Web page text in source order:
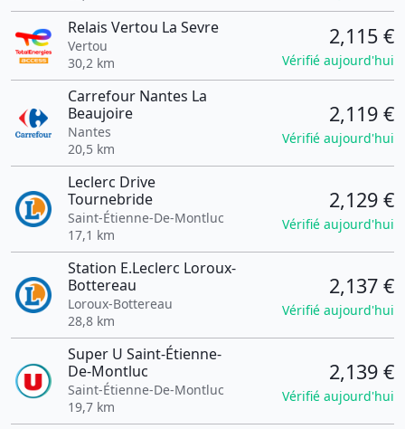
Relais Vertou La Sevre
Vertou
30,2 km
2,115 €
Vérifié aujourd'hui
Carrefour Nantes La
Beaujoire
Nantes
20,5 km
2,119 €
Vérifié aujourd'hui
Leclerc Drive
Tournebride
Saint-Étienne-De-Montluc
17,1 km
2,129 €
Vérifié aujourd'hui
Station E.Leclerc Loroux-
Bottereau
Loroux-Bottereau
28,8 km
2,137 €
Vérifié aujourd'hui
Super U Saint-Étienne-
De-Montluc
Saint-Étienne-De-Montluc
19,7 km
2,139 €
Vérifié aujourd'hui